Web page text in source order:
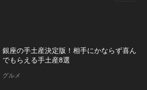
銀座の手土産決定版！相手にかならず喜ん
でもらえる手土産8選
グルメ